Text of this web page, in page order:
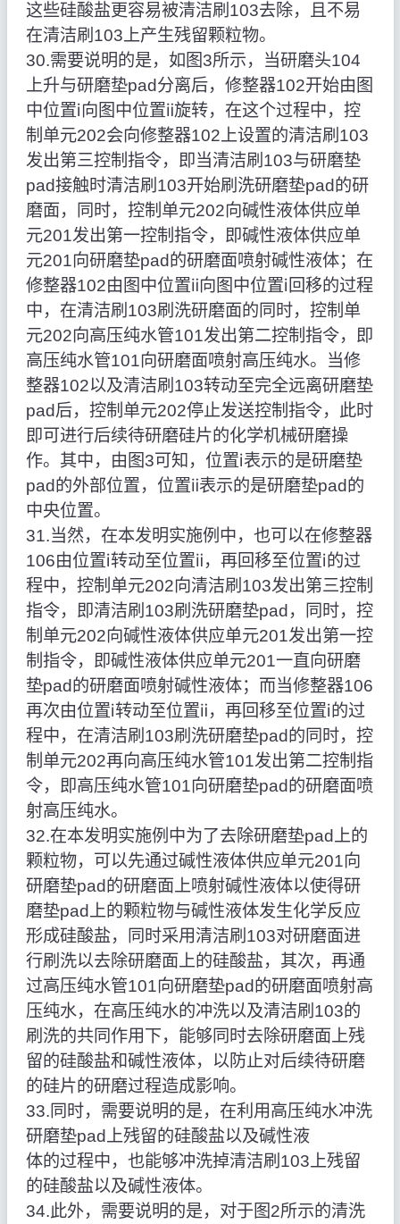
这些硅酸盐更容易被清洁刷103去除，且不易
在清洁刷103上产生残留颗粒物。
30.需要说明的是，如图3所示，当研磨头104
上升与研磨垫pad分离后，修整器102开始由图
中位置ⅰ向图中位置ⅱ旋转，在这个过程中，控
制单元202会向修整器102上设置的清洁刷103
发出第三控制指令，即当清洁刷103与研磨垫
pad接触时清洁刷103开始刷洗研磨垫pad的研
磨面，同时，控制单元202向碱性液体供应单
元201发出第一控制指令，即碱性液体供应单
元201向研磨垫pad的研磨面喷射碱性液体；在
修整器102由图中位置ⅱ向图中位置ⅰ回移的过程
中，在清洁刷103刷洗研磨面的同时，控制单
元202向高压纯水管101发出第二控制指令，即
高压纯水管101向研磨面喷射高压纯水。当修
整器102以及清洁刷103转动至完全远离研磨垫
pad后，控制单元202停止发送控制指令，此时
即可进行后续待研磨硅片的化学机械研磨操
作。其中，由图3可知，位置ⅰ表示的是研磨垫
pad的外部位置，位置ⅱ表示的是研磨垫pad的
中央位置。
31.当然，在本发明实施例中，也可以在修整器
106由位置ⅰ转动至位置ⅱ，再回移至位置ⅰ的过
程中，控制单元202向清洁刷103发出第三控制
指令，即清洁刷103刷洗研磨垫pad，同时，控
制单元202向碱性液体供应单元201发出第一控
制指令，即碱性液体供应单元201一直向研磨
垫pad的研磨面喷射碱性液体；而当修整器106
再次由位置ⅰ转动至位置ⅱ，再回移至位置ⅰ的过
程中，在清洁刷103刷洗研磨垫pad的同时，控
制单元202再向高压纯水管101发出第二控制指
令，即高压纯水管101向研磨垫pad的研磨面喷
射高压纯水。
32.在本发明实施例中为了去除研磨垫pad上的
颗粒物，可以先通过碱性液体供应单元201向
研磨垫pad的研磨面上喷射碱性液体以使得研
磨垫pad上的颗粒物与碱性液体发生化学反应
形成硅酸盐，同时采用清洁刷103对研磨面进
行刷洗以去除研磨面上的硅酸盐，其次，再通
过高压纯水管101向研磨垫pad的研磨面喷射高
压纯水，在高压纯水的冲洗以及清洁刷103的
刷洗的共同作用下，能够同时去除研磨面上残
留的硅酸盐和碱性液体，以防止对后续待研磨
的硅片的研磨过程造成影响。
33.同时，需要说明的是，在利用高压纯水冲洗
研磨垫pad上残留的硅酸盐以及碱性液
体的过程中，也能够冲洗掉清洁刷103上残留
的硅酸盐以及碱性液体。
34.此外，需要说明的是，对于图2所示的清洗